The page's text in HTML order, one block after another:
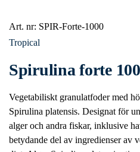
m
e
Art. nr: SPIR-Forte-1000
Tropical
Spirulina forte
Vegetabiliskt granulatfoder med
Spirulina platensis. Designat för
alger och andra fiskar, inklusive
betydande del av ingredienser av